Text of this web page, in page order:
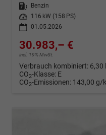
Kraftstoff
Benzin
Leistung
116 kW (158 PS)
01.05.2026
30.983,– €
incl. 19% MwSt.
Verbrauch kombiniert: 6,30
CO2-Klasse: E
CO2-Emissionen: 143,00 g/